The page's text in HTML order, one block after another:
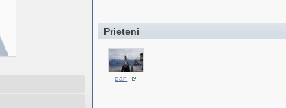
Prieteni
dan